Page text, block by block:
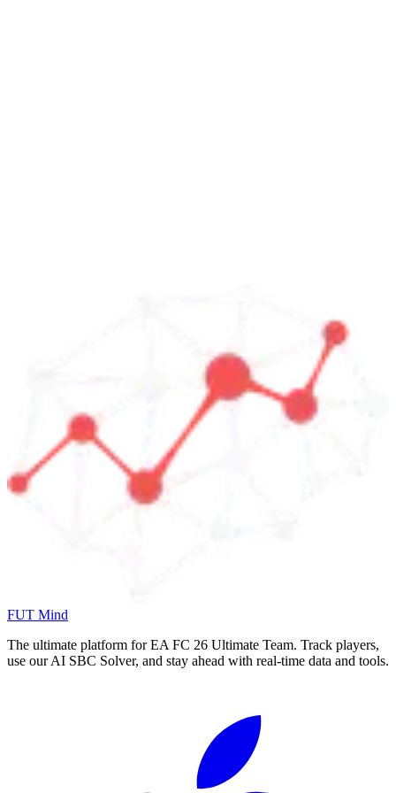
FUT Mind
The ultimate platform for EA FC 26 Ultimate Team. Track players,
use our AI SBC Solver, and stay ahead with real-time data and tools.